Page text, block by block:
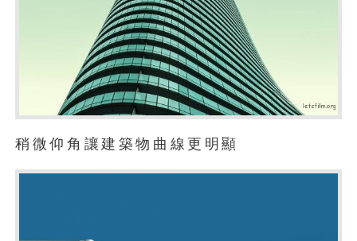
稍微仰角讓建築物曲線更明顯